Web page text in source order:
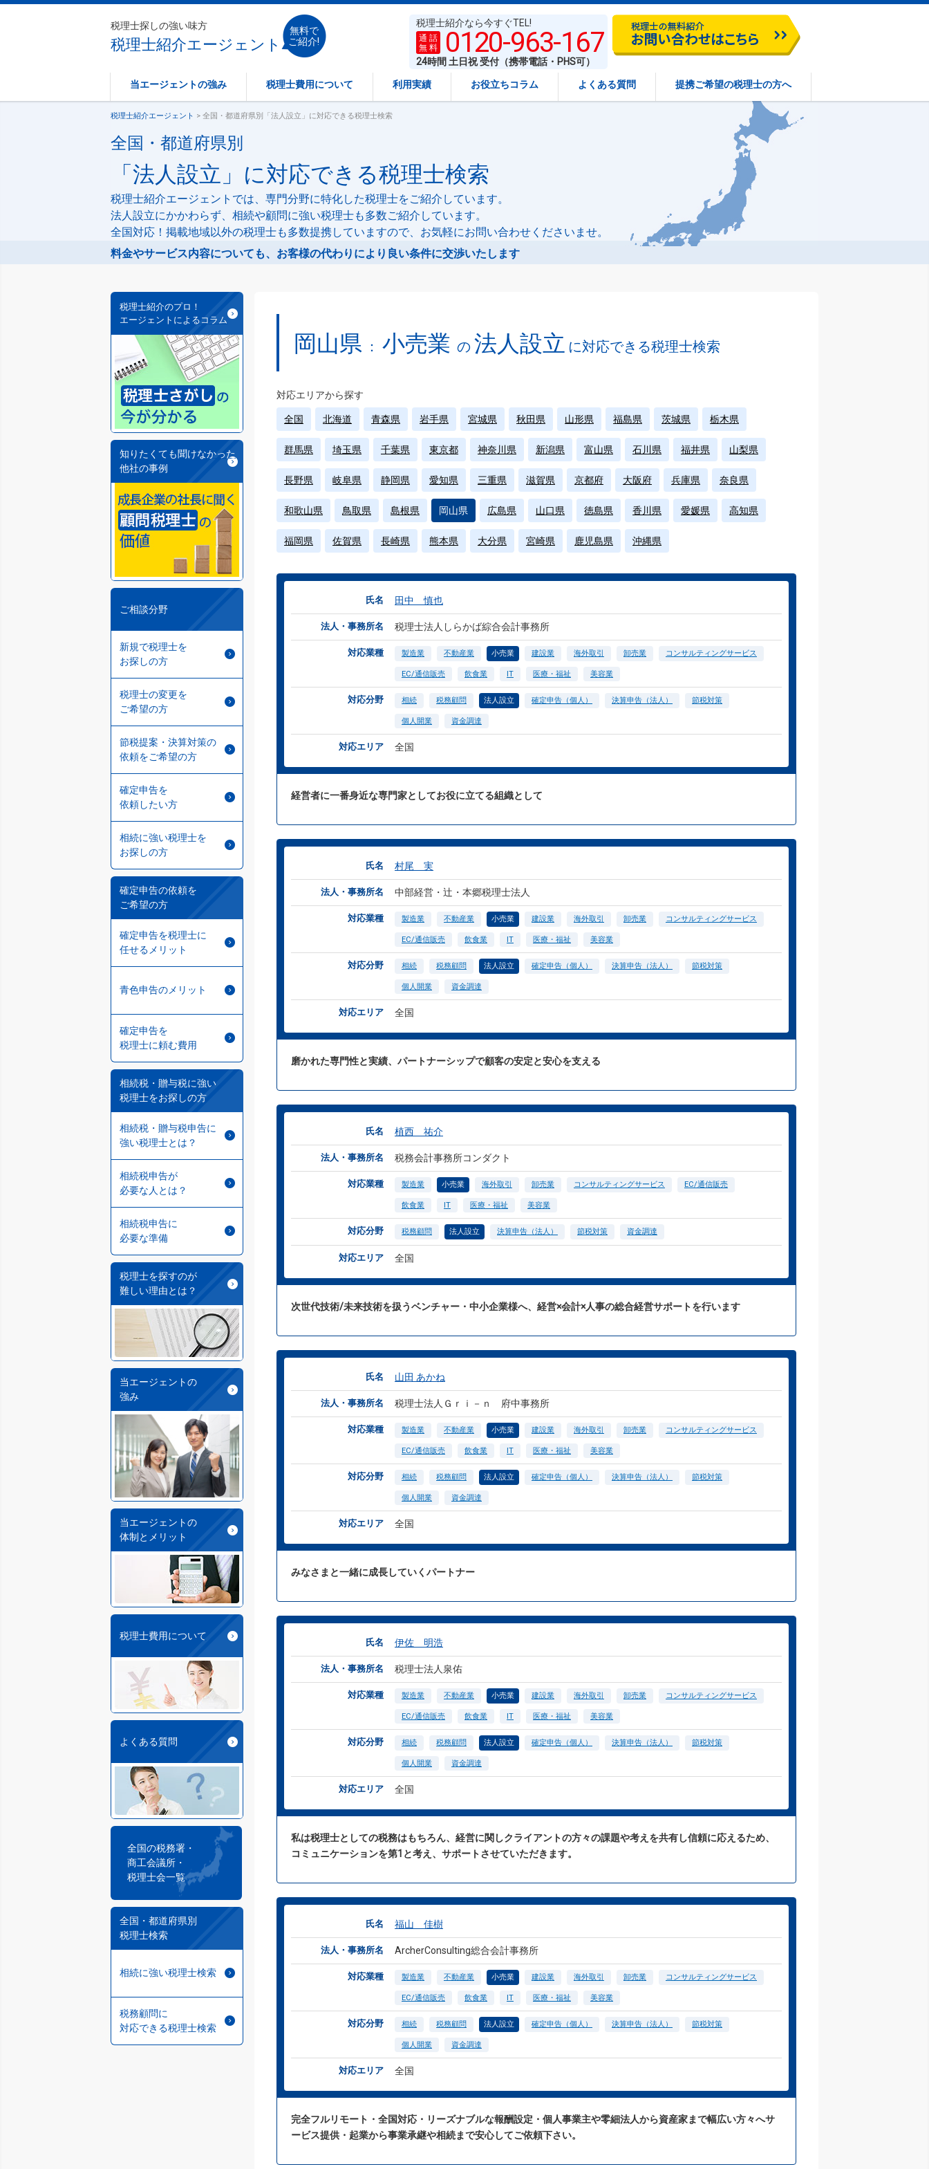
税理士探しの強い味方
税理士紹介エージェント
無料で
ご紹介!
税理士紹介なら今すぐTEL!
通 話
無 料
0120-963-167
24時間 土日祝 受付（携帯電話・PHS可）
当エージェントの強み 税理士費用について 利用実績 お役立ちコラム よくある質問 提携ご希望の税理士の方へ
税理士紹介エージェント > 全国・都道府県別「法人設立」に対応できる税理士検索
全国・都道府県別
「法人設立」に対応できる税理士検索
税理士紹介エージェントでは、専門分野に特化した税理士をご紹介しています。
法人設立にかかわらず、相続や顧問に強い税理士も多数ご紹介しています。
全国対応！掲載地域以外の税理士も多数提携していますので、お気軽にお問い合わせくださいませ。
料金やサービス内容についても、お客様の代わりにより良い条件に交渉いたします
税理士紹介のプロ！
エージェントによるコラム
知りたくても聞けなかった
他社の事例
ご相談分野
新規で税理士を
お探しの方
税理士の変更を
ご希望の方
節税提案・決算対策の
依頼をご希望の方
確定申告を
依頼したい方
相続に強い税理士を
お探しの方
確定申告の依頼を
ご希望の方
確定申告を税理士に
任せるメリット
青色申告のメリット
確定申告を
税理士に頼む費用
相続税・贈与税に強い
税理士をお探しの方
相続税・贈与税申告に
強い税理士とは？
相続税申告が
必要な人とは？
相続税申告に
必要な準備
税理士を探すのが
難しい理由とは？
当エージェントの
強み
当エージェントの
体制とメリット
税理士費用について
よくある質問
全国の税務署・
商工会議所・
税理士会一覧
全国・都道府県別
税理士検索
相続に強い税理士検索
税務顧問に
対応できる税理士検索
岡山県 ： 小売業 の 法人設立 に対応できる税理士検索
対応エリアから探す
全国 北海道 青森県 岩手県 宮城県 秋田県 山形県 福島県 茨城県 栃木県
群馬県 埼玉県 千葉県 東京都 神奈川県 新潟県 富山県 石川県 福井県 山梨県
長野県 岐阜県 静岡県 愛知県 三重県 滋賀県 京都府 大阪府 兵庫県 奈良県
和歌山県 鳥取県 島根県 岡山県 広島県 山口県 徳島県 香川県 愛媛県 高知県
福岡県 佐賀県 長崎県 熊本県 大分県 宮崎県 鹿児島県 沖縄県
氏名 田中 慎也
法人・事務所名 税理士法人しらかば綜合会計事務所
対応業種 製造業 不動産業 小売業 建設業 海外取引 卸売業 コンサルティングサービス
EC/通信販売 飲食業 IT 医療・福祉 美容業
対応分野 相続 税務顧問 法人設立 確定申告（個人） 決算申告（法人） 節税対策
個人開業 資金調達
対応エリア 全国
経営者に一番身近な専門家としてお役に立てる組織として
氏名 村尾 実
法人・事務所名 中部経営・辻・本郷税理士法人
対応業種 製造業 不動産業 小売業 建設業 海外取引 卸売業 コンサルティングサービス
EC/通信販売 飲食業 IT 医療・福祉 美容業
対応分野 相続 税務顧問 法人設立 確定申告（個人） 決算申告（法人） 節税対策
個人開業 資金調達
対応エリア 全国
磨かれた専門性と実績、パートナーシップで顧客の安定と安心を支える
氏名 植西 祐介
法人・事務所名 税務会計事務所コンダクト
対応業種 製造業 小売業 海外取引 卸売業 コンサルティングサービス EC/通信販売
飲食業 IT 医療・福祉 美容業
対応分野 税務顧問 法人設立 決算申告（法人） 節税対策 資金調達
対応エリア 全国
次世代技術/未来技術を扱うベンチャー・中小企業様へ、経営×会計×人事の総合経営サポートを行います
氏名 山田 あかね
法人・事務所名 税理士法人Ｇｒｉ－ｎ 府中事務所
対応業種 製造業 不動産業 小売業 建設業 海外取引 卸売業 コンサルティングサービス
EC/通信販売 飲食業 IT 医療・福祉 美容業
対応分野 相続 税務顧問 法人設立 確定申告（個人） 決算申告（法人） 節税対策
個人開業 資金調達
対応エリア 全国
みなさまと一緒に成⻑していくパートナー
氏名 伊佐 明浩
法人・事務所名 税理士法人泉佑
対応業種 製造業 不動産業 小売業 建設業 海外取引 卸売業 コンサルティングサービス
EC/通信販売 飲食業 IT 医療・福祉 美容業
対応分野 相続 税務顧問 法人設立 確定申告（個人） 決算申告（法人） 節税対策
個人開業 資金調達
対応エリア 全国
私は税理士としての税務はもちろん、経営に関しクライアントの方々の課題や考えを共有し信頼に応えるため、
コミュニケーションを第1と考え、サポートさせていただきます。
氏名 福山 佳樹
法人・事務所名 ArcherConsulting総合会計事務所
対応業種 製造業 不動産業 小売業 建設業 海外取引 卸売業 コンサルティングサービス
EC/通信販売 飲食業 IT 医療・福祉 美容業
対応分野 相続 税務顧問 法人設立 確定申告（個人） 決算申告（法人） 節税対策
個人開業 資金調達
対応エリア 全国
完全フルリモート・全国対応・リーズナブルな報酬設定・個人事業主や零細法人から資産家まで幅広い方々へサ
ービス提供・起業から事業承継や相続まで安心してご依頼下さい。